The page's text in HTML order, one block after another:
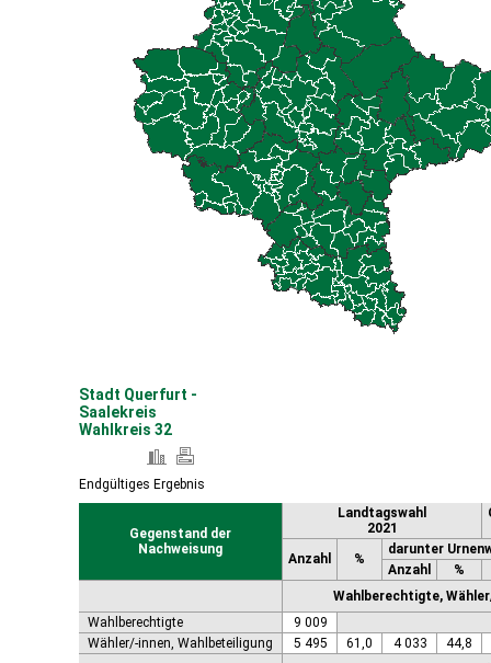
Brücken-Hackpfüffel
Bülstringen
Burg, Stadt
Burgstall
Calbe (Saale), Stadt
Coswig (Anhalt), Stadt
Eilsleben
Eisleben, Lutherstadt
Erxleben
Farnstädt
Finneland
Freyburg (Unstrut), Stadt
Gardelegen, Hansestadt
Stadt Querfurt -
Saalekreis
Wahlkreis 32
Endgültiges Ergebnis
Gegenstand der
Nachweisung
Landtagswahl
2021
Anzahl %
darunter
Anzahl
%
Wahlberechtigte,
Wahlberechtigte
9 009
Wähler/-innen, Wahlbeteiligung
5 495 61,0 4 033
44,8